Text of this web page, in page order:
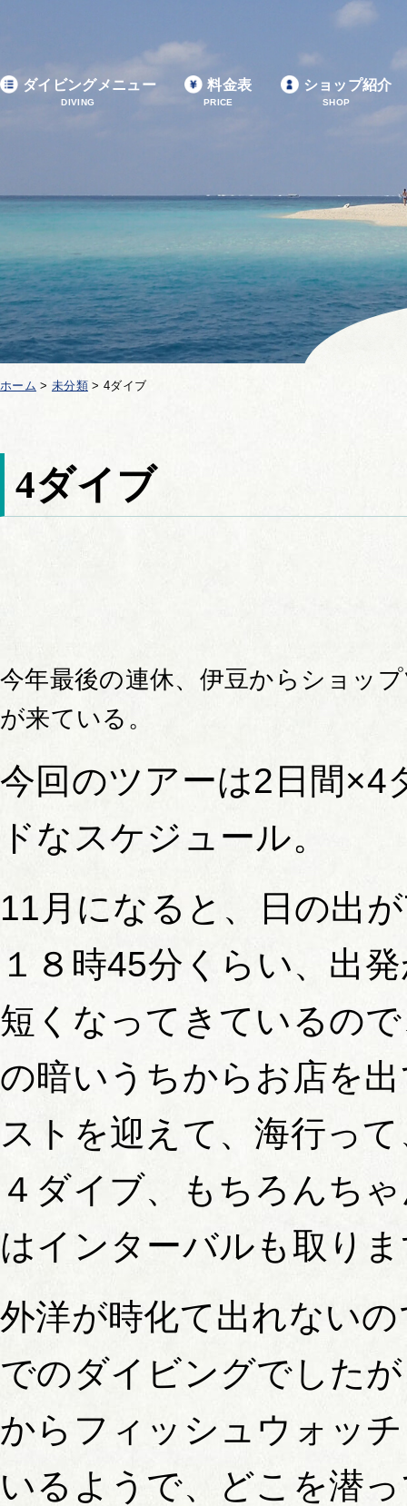
ダイビングメニュー
DIVING
料金表
PRICE
ショップ紹介
SHOP
ホーム > 未分類> 4ダイブ
4ダイブ
今年最後の連休、伊豆からショッ
が来ている。
今回のツアーは2日間×4
ドなスケジュール。
11月になると、日の出
１８時45分くらい、出
短くなってきているの
の暗いうちからお店を
ストを迎えて、海行っ
４ダイブ、もちろんち
はインターバルも取り
外洋が時化て出れない
でのダイビングでした
からフィッシュウォッ
いるようで、どこを潜